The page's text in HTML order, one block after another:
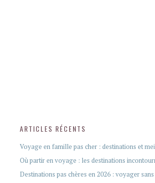
ARTICLES RÉCENTS
Voyage en famille pas cher : destinations et
Où partir en voyage : les destinations
Destinations pas chères en 2026 : voyager